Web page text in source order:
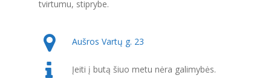
tvirtumu, stiprybe.
Aušros Vartų g. 23
Įeiti į butą šiuo metu nėra galimybės.